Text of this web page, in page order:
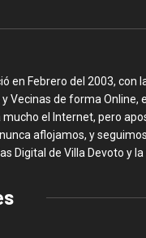
en Febrero del 2003, con
Vecinas de forma Online,
el Internet, pero
aflojamos, y
Digital de Villa Devoto y la